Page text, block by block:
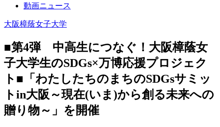
動画ニュース
大阪樟蔭女子大学
■第4弾 中高生につなぐ！大阪樟蔭女
子大学生のSDGs×万博応援プロジェク
ト■「わたしたちのまちのSDGsサミッ
トin⼤阪～現在(いま)から創る未来への
贈り物～」を開催